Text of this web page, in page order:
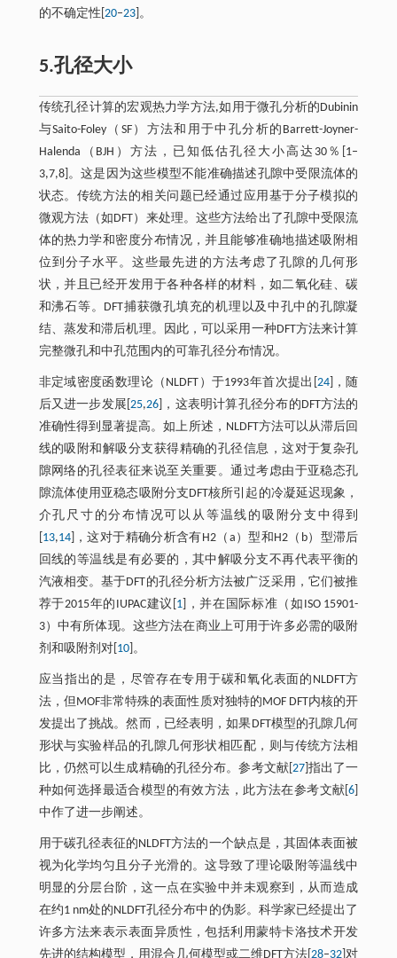
的不确定性[ 20–23]。
5.孔径大小
传统孔径计算的宏观热力学方法,如用于微孔分析的Dubinin
与Saito-Foley（SF）方法和用于中孔分析的Barrett-Joyner-
Halenda（BJH）方法，已知低估孔径大小高达30％[1–
3,7,8]。这是因为这些模型不能准确描述孔隙中受限流体的
状态。传统方法的相关问题已经通过应用基于分子模拟的
微观方法（如DFT）来处理。这些方法给出了孔隙中受限流
体的热力学和密度分布情况，并且能够准确地描述吸附相
位到分子水平。这些最先进的方法考虑了孔隙的几何形
状，并且已经开发用于各种各样的材料，如二氧化硅、碳
和沸石等。DFT捕获微孔填充的机理以及中孔中的孔隙凝
结、蒸发和滞后机理。因此，可以采用一种DFT方法来计算
完整微孔和中孔范围内的可靠孔径分布情况。
非定域密度函数理论（NLDFT）于1993年首次提出[ 24]，随
后又进一步发展[25,26 ]，这表明计算孔径分布的DFT方法的
准确性得到显著提高。如上所述，NLDFT方法可以从滞后回
线的吸附和解吸分支获得精确的孔径信息，这对于复杂孔
隙网络的孔径表征来说至关重要。通过考虑由于亚稳态孔
隙流体使用亚稳态吸附分支DFT核所引起的冷凝延迟现象，
介孔尺寸的分布情况可以从等温线的吸附分支中得到
13,14]，这对于精确分析含有H2（a）型和H2（b）型滞后
回线的等温线是有必要的，其中解吸分支不再代表平衡的
汽液相变。基于DFT的孔径分析方法被广泛采用，它们被推
荐于2015年的IUPAC建议[ 1]，并在国际标准（如ISO 15901-
3）中有所体现。这些方法在商业上可用于许多必需的吸附
剂和吸附剂对[ 10]。
应当指出的是，尽管存在专用于碳和氧化表面的NLDFT方
法，但MOF非常特殊的表面性质对独特的MOF DFT内核的开
发提出了挑战。然而，已经表明，如果DFT模型的孔隙几何
形状与实验样品的孔隙几何形状相匹配，则与传统方法相
比，仍然可以生成精确的孔径分布。参考文献[ 27]指出了一
种如何选择最适合模型的有效方法，此方法在参考文献[6
中作了进一步阐述。
用于碳孔径表征的NLDFT方法的一个缺点是，其固体表面被
视为化学均匀且分子光滑的。这导致了理论吸附等温线中
明显的分层台阶，这一点在实验中并未观察到，从而造成
在约1 nm处的NLDFT孔径分布中的伪影。科学家已经提出了
许多方法来表示表面异质性，包括利用蒙特卡洛技术开发
先进的结构模型，用混合几何模型或二维DFT方法[28–32 ]对